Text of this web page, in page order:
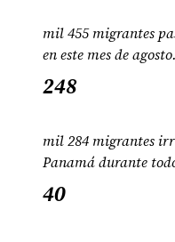
mil 455 migrantes
en este mes de agosto.
248
mil 284 migrantes
Panamá durante
40